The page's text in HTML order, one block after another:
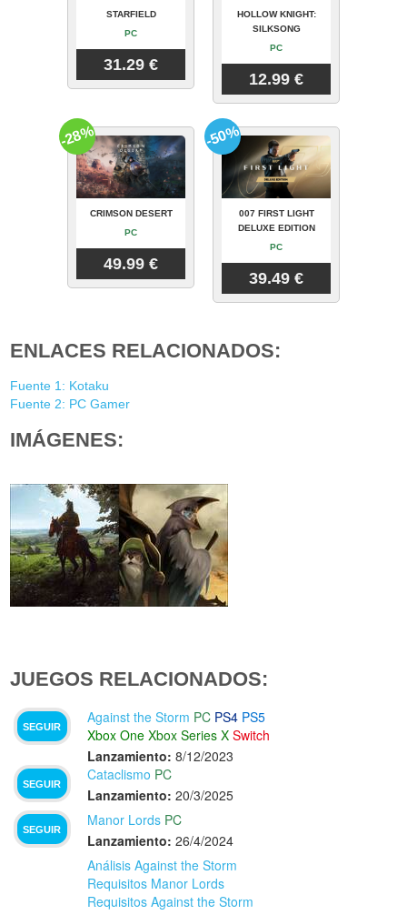
STARFIELD
PC
31.29 €
HOLLOW KNIGHT:
SILKSONG
PC
12.99 €
CRIMSON DESERT
PC
49.99 €
-28%
007 FIRST LIGHT
DELUXE EDITION
PC
39.49 €
-50%
ENLACES RELACIONADOS:
Fuente 1: Kotaku
Fuente 2: PC Gamer
IMÁGENES:
JUEGOS RELACIONADOS:
SEGUIR
Against the Storm PC PS4 PS5
Xbox One Xbox Series X Switch
Lanzamiento: 8/12/2023
SEGUIR
Cataclismo PC
Lanzamiento: 20/3/2025
SEGUIR
Manor Lords PC
Lanzamiento: 26/4/2024
Análisis Against the Storm
Requisitos Manor Lords
Requisitos Against the Storm